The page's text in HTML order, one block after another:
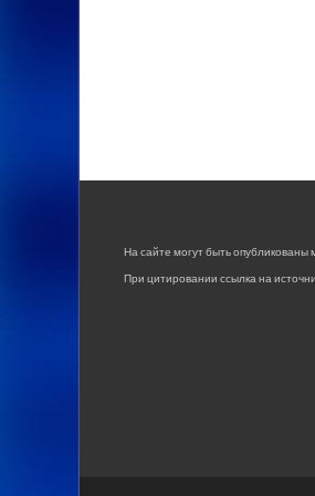
На сайте могут быть опубликованы
При цитировании ссылка на